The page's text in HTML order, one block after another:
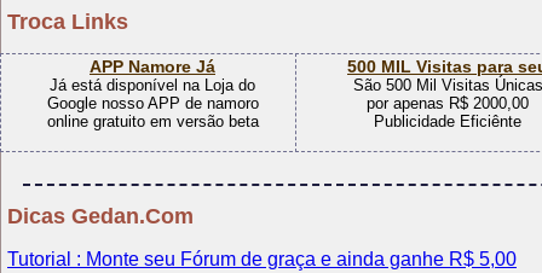
Troca Links
Patrocinamos seu Site
Ganhe até R$0,50 por clique
e até R$1,50 por mil
visualizações de PopUnders
Divulga Afiliado
Divulgue aqui seus links
de afiliado de graça
e aprenda com nossas
Dicas Gedan.Com
Tutorial : Monte seu Fórum de graça e ainda ganhe R$ 5,00